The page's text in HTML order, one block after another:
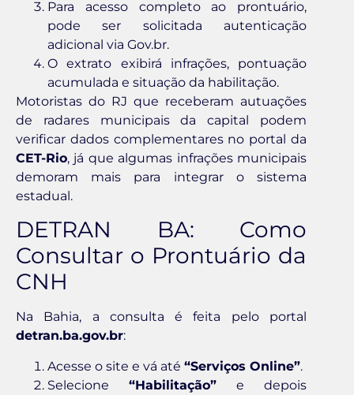
Para acesso completo ao prontuário,
pode ser solicitada autenticação
adicional via Gov.br.
O extrato exibirá infrações, pontuação
acumulada e situação da habilitação.
Motoristas do RJ que receberam autuações
de radares municipais da capital podem
verificar dados complementares no portal da
CET-Rio, já que algumas infrações municipais
demoram mais para integrar o sistema
estadual.
DETRAN BA: Como
Consultar o Prontuário da
CNH
Na Bahia, a consulta é feita pelo portal
detran.ba.gov.br:
Acesse o site e vá até “Serviços Online”.
Selecione “Habilitação” e depois